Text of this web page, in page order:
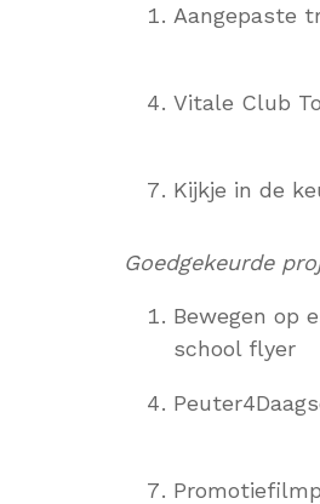
Aangepaste
Vitale Club
Kijkje in de
Goedgekeurde
Bewegen op
school flyer